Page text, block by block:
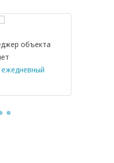
объекта
ежедневный